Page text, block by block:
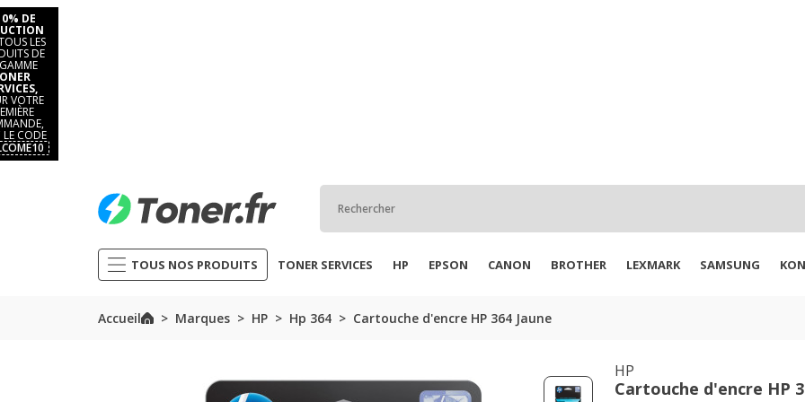
DE
LES
DE
VOTRE
LE CODE
TOUS NOS PRODUITS TONER SERVICES HP EPSON CANON BROTHER LEXMARK SAMSUNG
Accueil Marques HP Hp 364 Cartouche d'encre HP 364 Jaune
HP
Cartouche d'encre HP